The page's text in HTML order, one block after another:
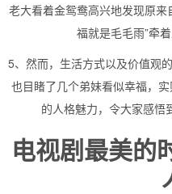
老大看着金鸳鸯高兴地发现原
福就是毛毛雨”牵
5、然而，生活方式以及价值观
也目睹了几个弟妹看似幸福，
的人格魅力，令大家感悟
电视剧最美的